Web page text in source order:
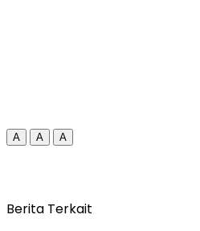
A A A
Berita Terkait